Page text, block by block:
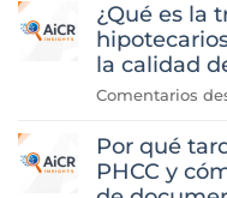
¿Qué es la
la calidad
Comentarios
Por qué
PHCC y